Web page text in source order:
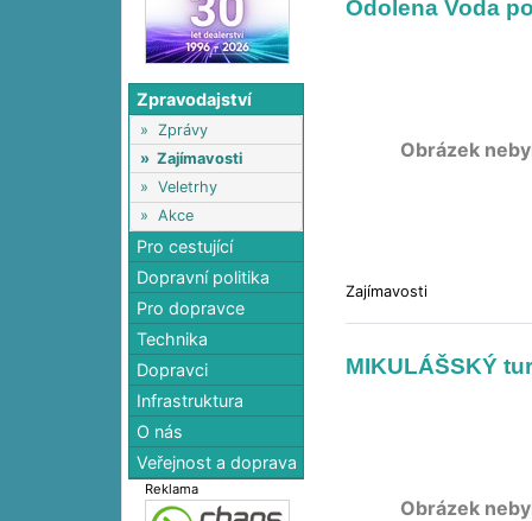
Zpravodajství
» Zprávy
» Zajímavosti
» Veletrhy
» Akce
Pro cestující
Dopravní politika
Pro dopravce
Technika
Dopravci
Infrastruktura
O nás
Veřejnost a doprava
Reklama
Odolena Voda
Obrázek
Zajímavosti
MIKULÁŠSKÝ
Obrázek